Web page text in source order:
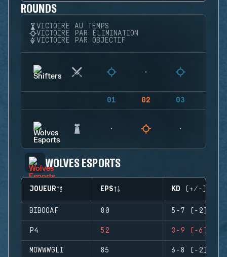
ROUNDS
VICTOIRE AU TEMPS
VICTOIRE PAR ÉLIMINATION
VICTOIRE PAR OBJECTIF
01 02 03
WOLVES ESPORTS
JOUEUR EPS KD (+/-)
BIBOOAF 80 5-7 (-2)
P4 52 3-9 (-6)
MOWWWGLI 85 6-8 (-2)